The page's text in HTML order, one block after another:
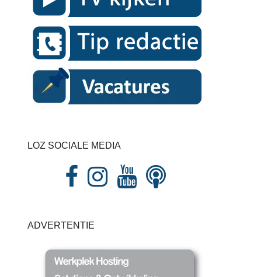
LOZ SOCIALE MEDIA
ADVERTENTIE